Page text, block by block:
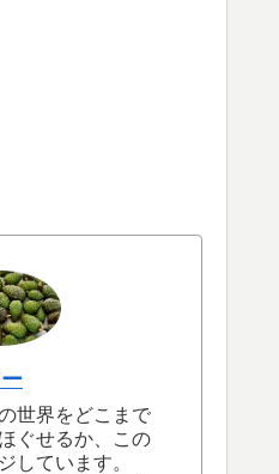
世界をどこまで
ぐせるか、この
しています。